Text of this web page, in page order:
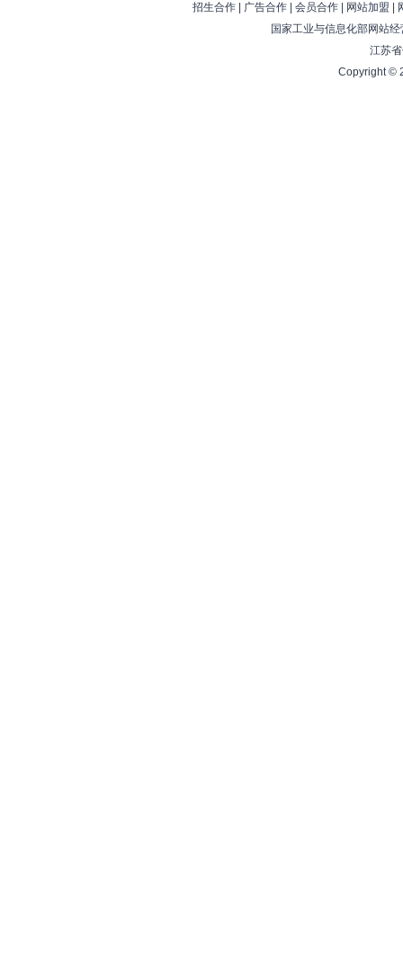
招生合作| 广告合作| 会员合作| 网站加盟
国家工业与信息化部网站
江苏
Copyright ©